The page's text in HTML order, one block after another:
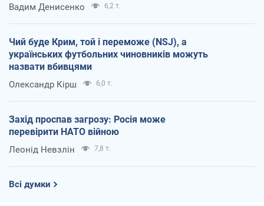
Вадим Денисенко 6,2 т.
Чий буде Крим, той і переможе (NSJ), а
українських футбольних чиновників можуть
назвати вбивцями
Олександр Кірш 6,0 т.
Захід проспав загрозу: Росія може
перевірити НАТО війною
Леонід Невзлін 7,8 т.
Всі думки